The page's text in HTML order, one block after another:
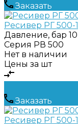
Заказать
Ресивер РГ 500-
Давление, бар 10
Серия РВ 500
Нет в наличии
Цены за шт
Заказать
Ресивер РГ 500-